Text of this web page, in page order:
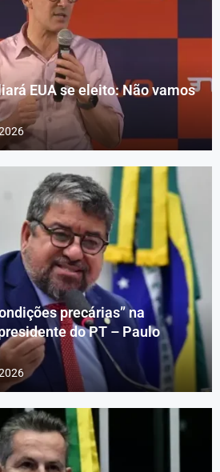
EUA se eleito: Não vamos
precárias” na
do PT – Paulo